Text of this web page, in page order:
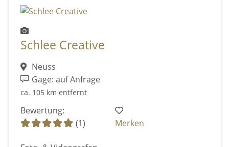
Schlee Creative
Neuss
Gage: auf Anfrage
ca. 105 km entfernt
Bewertung:
(1)
Merken